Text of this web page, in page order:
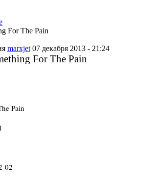
For The Pain
marxjet 07 декабря 2013 - 21:24
For The Pain
Pain
02